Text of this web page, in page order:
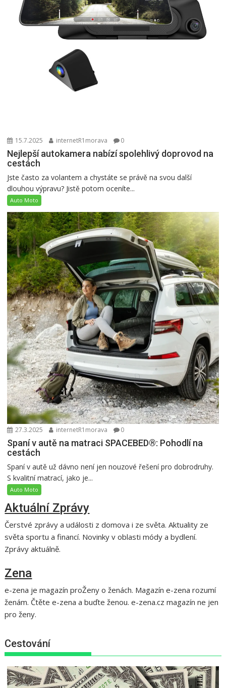
15.7.2025 internetR1morava 0
Nejlepší autokamera nabízí spolehlivý doprovod na
cestách
Jste často za volantem a chystáte se právě na svou další
dlouhou výpravu? Jistě potom oceníte...
Auto Moto
27.3.2025 internetR1morava 0
Spaní v autě na matraci SPACEBED®: Pohodlí na
cestách
Spaní v autě už dávno není jen nouzové řešení pro dobrodruhy.
S kvalitní matrací, jako je...
Auto Moto
Aktuální Zprávy
Čerstvé zprávy a události z domova i ze světa. Aktuality ze
světa sportu a financí. Novinky v oblasti módy a bydlení.
Zprávy aktuálně.
Zena
e-zena je magazín proŽeny o ženách. Magazín e-zena rozumí
ženám. Čtěte e-zena a buďte ženou. e-zena.cz magazín ne jen
pro ženy.
Cestování